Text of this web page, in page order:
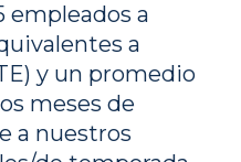
empleados a
a
y un promedio
meses de
a nuestros